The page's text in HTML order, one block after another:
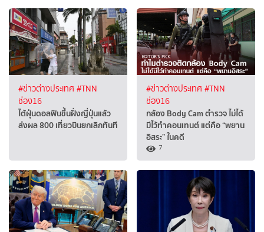
#ข่าวต่างประเทศ #TNN
ช่อง16
ไต้ฝุ่นดอลฟินขึ้นฝั่งญี่ปุ่นแล้ว
ส่งผล 800 เที่ยวบินยกเลิกทันที
#ข่าวต่างประเทศ #TNN
ช่อง16
กล้อง Body Cam ตำรวจ ไม่ได้
มีไว้ทำคอนเทนต์ แต่คือ “พยาน
อิสระ” ในคดี
7